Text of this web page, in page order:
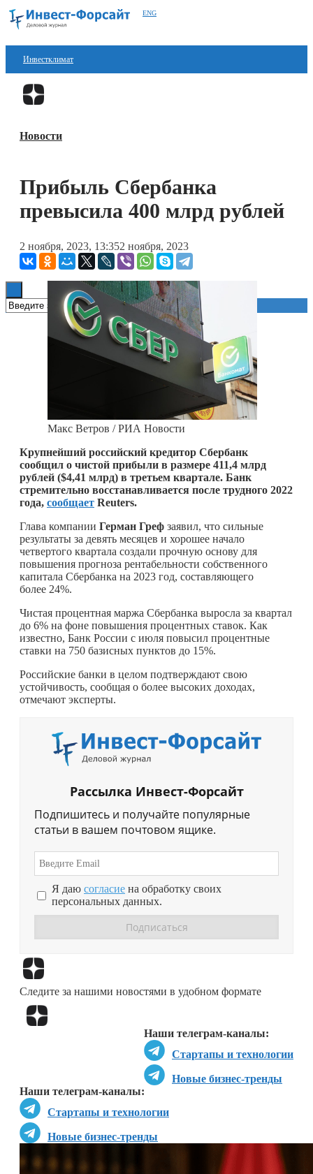
ENG
Инвестклимат
Финансы
Блокчейн
Технологии
Книги
Новости
Прибыль Сбербанка
превысила 400 млрд рублей
2 ноября, 2023, 13:352 ноября, 2023
Макс Ветров / РИА Новости
Крупнейший российский кредитор Сбербанк
сообщил о чистой прибыли в размере 411,4 млрд
рублей ($4,41 млрд) в третьем квартале. Банк
стремительно восстанавливается после трудного 2022
года, сообщает Reuters.
Глава компании Герман Греф заявил, что сильные
результаты за девять месяцев и хорошее начало
четвертого квартала создали прочную основу для
повышения прогноза рентабельности собственного
капитала Сбербанка на 2023 год, составляющего
более 24%.
Чистая процентная маржа Сбербанка выросла за квартал
до 6% на фоне повышения процентных ставок. Как
известно, Банк России с июля повысил процентные
ставки на 750 базисных пунктов до 15%.
Российские банки в целом подтверждают свою
устойчивость, сообщая о более высоких доходах,
отмечают эксперты.
Рассылка Инвест-Форсайт
Подпишитесь и получайте популярные
статьи в вашем почтовом ящике.
Я даю согласие на обработку своих
персональных данных.
Следите за нашими новостями в удобном формате
Наши телеграм-каналы:
Стартапы и технологии
Новые бизнес-тренды
Наши телеграм-каналы:
Стартапы и технологии
Новые бизнес-тренды